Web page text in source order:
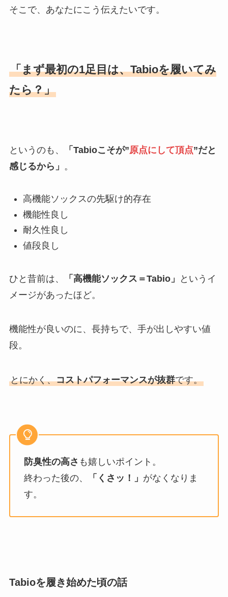
そこで、あなたにこう伝えたいです。
「まず最初の1足目は、Tabioを履いてみ
たら？」
というのも、 「Tabioこそが”原点にして頂点”だと
感じるから」 。
高機能ソックスの先駆け的存在
機能性良し
耐久性良し
値段良し
ひと昔前は、 「高機能ソックス＝Tabio」
というイ
メージがあったほど。
機能性が良いのに、長持ちで、手が出しやすい値
段。
とにかく、コストパフォーマンスが抜群です。
防臭性の高さ も嬉しいポイント。
終わった後の、
「くさッ！」 がなくなりま
す。
Tabioを履き始めた頃の話